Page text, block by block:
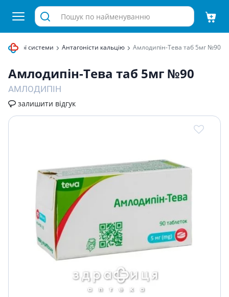
системи Антагоністи кальцію Амлодипін-Тева таб 5мг №90
Амлодипін-Тева таб 5мг №90
АМЛОДИПІН
залишити відгук